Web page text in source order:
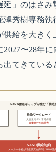
延」のはさみ
澤秀樹専務執
供給を大きく
2027〜28年
てきている
推論ワークロード
大容量モデル常時保持
容量要件が急拡大
NAND供給制約
メーカー各社が増産投資を抑制／HBM優
NAND需給ギャップが生む「構造